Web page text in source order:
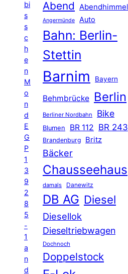
bi
s
s
c
h
e
n
M
o
n
d
E
G
P
1
3
9
2
8
5
-
1
a
n
d
Abend Abendhimmel
Angermünde Auto
Bahn: Berlin-
Stettin
Barnim Bayern
Behmbrücke Berlin
Berliner Nordbahn Bike
Blumen BR 112 BR 243
Brandenburg Britz
Bäcker
Chausseehaus
damals Danewitz
DB AG Diesel
Diesellok
Dieseltriebwagen
Dochnoch
Doppelstock